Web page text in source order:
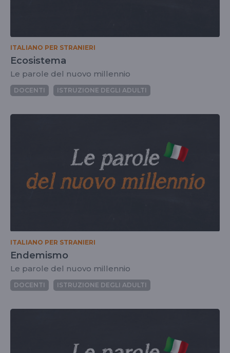
ITALIANO PER STRANIERI
Ecosistema
Le parole del nuovo millennio
DOCENTI ISTRUZIONE DEGLI ADULTI
ITALIANO PER STRANIERI
Endemismo
Le parole del nuovo millennio
DOCENTI ISTRUZIONE DEGLI ADULTI